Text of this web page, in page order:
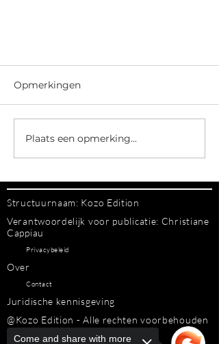
ANTWERPEN ONDER DE
SNEEUW
Opmerkingen
Plaats een opmerking...
Structuurnaam: Kozo Edition
Verantwoordelijk voor publicatie: Christiane
Cappiau
Privacybeleid
Over
Contact
Juridische kennisgeving
@Kozo Edition - Alle rechten voorbehouden
Algemene verkoopvoorwaarden
Come and share with more